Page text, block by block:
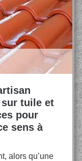
tuile et
pour
sens à
alors qu’une